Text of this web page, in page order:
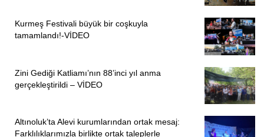
Kurmeş Festivali büyük bir coşkuyla
tamamlandı!-VİDEO
Zini Gediği Katliamı’nın 88’inci yıl anma
gerçekleştirildi – VİDEO
Altınoluk’ta Alevi kurumlarından ortak mesaj:
Farklılıklarımızla birlikte ortak taleplerle